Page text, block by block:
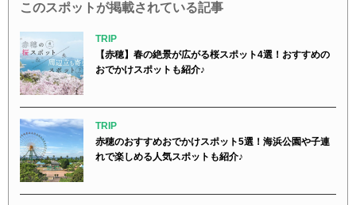
このスポットが掲載されている記事
TRIP
【赤穂】春の絶景が広がる桜スポット4選！おすすめの
おでかけスポットも紹介♪
TRIP
赤穂のおすすめおでかけスポット5選！海浜公園や子連
れで楽しめる人気スポットも紹介♪